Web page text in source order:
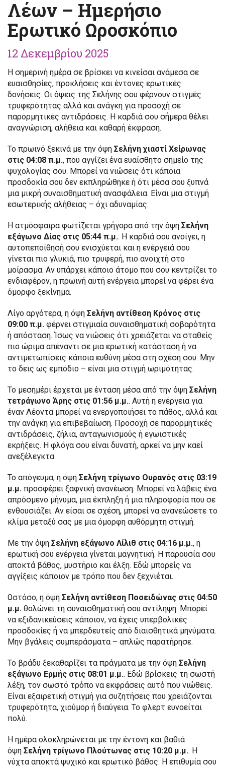
Λέων – Ημερήσιο
Ερωτικό Ωροσκόπιο
12 Δεκεμβρίου 2025
Η σημερινή ημέρα σε βρίσκει να κινείσαι ανάμεσα σε
ευαισθησίες, προκλήσεις και έντονες ερωτικές
δονήσεις. Οι όψεις της Σελήνης σου φέρνουν στιγμές
τρυφερότητας αλλά και ανάγκη για προσοχή σε
παρορμητικές αντιδράσεις. Η καρδιά σου σήμερα θέλει
αναγνώριση, αλήθεια και καθαρή έκφραση.
Το πρωινό ξεκινά με την όψη Σελήνη χιαστί Χείρωνας
στις 04:08 π.μ., που αγγίζει ένα ευαίσθητο σημείο της
ψυχολογίας σου. Μπορεί να νιώσεις ότι κάποια
προσδοκία σου δεν εκπληρώθηκε ή ότι μέσα σου ξυπνά
μια μικρή συναισθηματική ανασφάλεια. Είναι μια στιγμή
εσωτερικής αλήθειας – όχι αδυναμίας.
Η ατμόσφαιρα φωτίζεται γρήγορα από την όψη Σελήνη
εξάγωνο Δίας στις 05:44 π.μ.. Η καρδιά σου ανοίγει, η
αυτοπεποίθησή σου ενισχύεται και η ενέργειά σου
γίνεται πιο γλυκιά, πιο τρυφερή, πιο ανοιχτή στο
μοίρασμα. Αν υπάρχει κάποιο άτομο που σου κεντρίζει το
ενδιαφέρον, η πρωινή αυτή ενέργεια μπορεί να φέρει ένα
όμορφο ξεκίνημα.
Λίγο αργότερα, η όψη Σελήνη αντίθεση Κρόνος στις
09:00 π.μ. φέρνει στιγμιαία συναισθηματική σοβαρότητα
ή απόσταση. Ίσως να νιώσεις ότι χρειάζεται να σταθείς
πιο ώριμα απέναντι σε μια ερωτική κατάσταση ή να
αντιμετωπίσεις κάποια ευθύνη μέσα στη σχέση σου. Μην
το δεις ως εμπόδιο – είναι μια στιγμή ωριμότητας.
Το μεσημέρι έρχεται με ένταση μέσα από την όψη Σελήνη
τετράγωνο Άρης στις 01:56 μ.μ.. Αυτή η ενέργεια για
έναν Λέοντα μπορεί να ενεργοποιήσει το πάθος, αλλά και
την ανάγκη για επιβεβαίωση. Προσοχή σε παρορμητικές
αντιδράσεις, ζήλια, ανταγωνισμούς ή εγωιστικές
εκρήξεις. Η φλόγα σου είναι δυνατή, αρκεί να μην καεί
ανεξέλεγκτα.
Το απόγευμα, η όψη Σελήνη τρίγωνο Ουρανός στις 03:19
μ.μ. προσφέρει ξαφνική ανανέωση. Μπορεί να λάβεις ένα
απρόσμενο μήνυμα, μια έκπληξη ή μια πληροφορία που σε
ενθουσιάζει. Αν είσαι σε σχέση, μπορεί να ανανεώσετε το
κλίμα μεταξύ σας με μια όμορφη αυθόρμητη στιγμή.
Με την όψη Σελήνη εξάγωνο Λίλιθ στις 04:16 μ.μ., η
ερωτική σου ενέργεια γίνεται μαγνητική. Η παρουσία σου
αποκτά βάθος, μυστήριο και έλξη. Εδώ μπορείς να
αγγίξεις κάποιον με τρόπο που δεν ξεχνιέται.
Ωστόσο, η όψη Σελήνη αντίθεση Ποσειδώνας στις 04:50
μ.μ. θολώνει τη συναισθηματική σου αντίληψη. Μπορεί
να εξιδανικεύσεις κάποιον, να έχεις υπερβολικές
προσδοκίες ή να μπερδευτείς από διαισθητικά μηνύματα.
Μην βγάλεις συμπεράσματα – απλώς παρατήρησε.
Το βράδυ ξεκαθαρίζει τα πράγματα με την όψη Σελήνη
εξάγωνο Ερμής στις 08:01 μ.μ.. Εδώ βρίσκεις τη σωστή
λέξη, τον σωστό τρόπο να εκφράσεις αυτό που νιώθεις.
Είναι εξαιρετική στιγμή για συζητήσεις που χρειάζονται
τρυφερότητα, χιούμορ ή διαύγεια. Το φλερτ ευνοείται
πολύ.
Η ημέρα ολοκληρώνεται με την έντονη και βαθιά
όψη Σελήνη τρίγωνο Πλούτωνας στις 10:20 μ.μ.. Η
νύχτα αποκτά ψυχικό και ερωτικό βάθος. Η επιθυμία σου